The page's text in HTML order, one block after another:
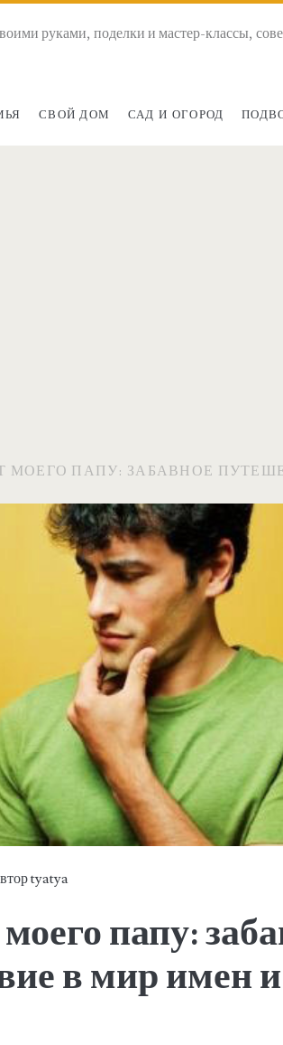
руками, поделки и мастер-классы,
СВОЙ ДОМ САД И ОГОРОД
МОЕГО ПАПУ: ЗАБАВНОЕ
tyatya
папу:
в мир имен и